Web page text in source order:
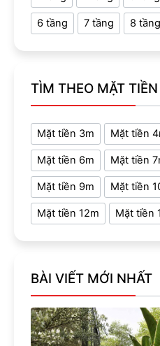
6 tầng 7 tầng 8 tầng
TÌM THEO MẶT TIỀN
Mặt tiền 3m Mặt tiền
Mặt tiền 6m Mặt tiền
Mặt tiền 9m Mặt tiền
Mặt tiền 12m Mặt tiền
BÀI VIẾT MỚI NHẤT